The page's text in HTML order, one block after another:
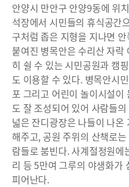
안양시 만안구 안양9동에 위
석장에서 시민들의 휴식공간
구처럼 좁은 지형을 지나면
붙여진 병목안은 수리산 자락
히 쉴 수 있는 시민공원과 캠
도 이용할 수 있다. 병목안시
포 그리고 어린이 놀이시설
도 잘 조성되어 있어 사람들
넓은 잔디광장은 나들이 나
해주고, 공원 주위의 산책로
람들로 붐빈다. 사계절정원
리 등 5만여 그루의 야생화가
피어난다.